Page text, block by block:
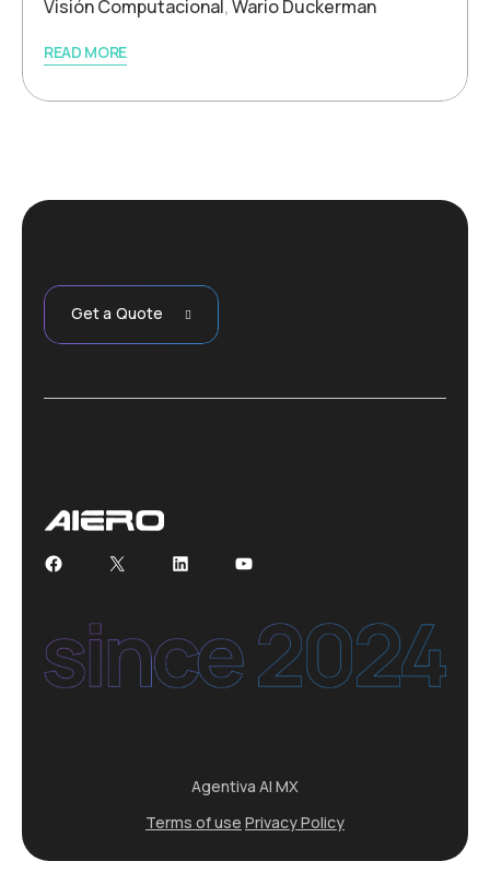
Visión Computacional,Wario Duckerman
READ MORE
Get a Quote
Facebook
X LinkedInYouTube
Agentiva AI MX
Terms of use Privacy Policy